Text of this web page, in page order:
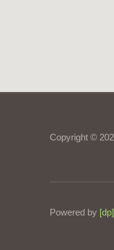
Copyright ©
Powered by